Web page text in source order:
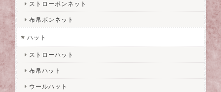
ストローボンネット
布帛ボンネット
ハット
ストローハット
布帛ハット
ウールハット